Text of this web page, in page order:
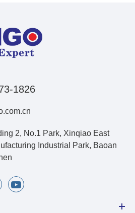
1826
2, No.1 Park, Xinqiao East
Industrial Park, Baoan